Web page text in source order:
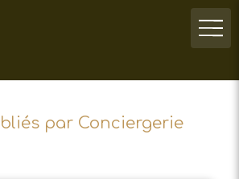
par Conciergerie